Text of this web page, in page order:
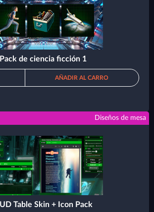
Pack de ciencia ficción 1
AÑADIR AL CARRO
Diseños de mesa
Table Skin + Icon Pack